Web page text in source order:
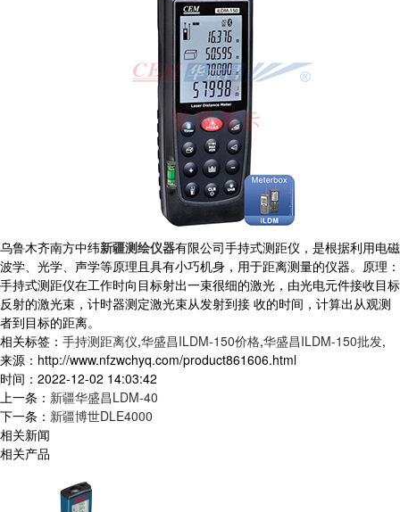
乌鲁木齐南方中纬新疆测绘仪器有限公司手持式测距仪，是根据利用电磁
波学、光学、声学等原理且具有小巧机身，用于距离测量的仪器。原理：
手持式测距仪在工作时向目标射出一束很细的激光，由光电元件接收目标
反射的激光束，计时器测定激光束从发射到接 收的时间，计算出从观测
者到目标的距离。
相关标签： 手持测距离仪,华盛昌ILDM-150价格,华盛昌ILDM-150批发,
来源：http://www.nfzwchyq.com/product861606.html
时间：2022-12-02 14:03:42
上一条： 新疆华盛昌LDM-40
下一条： 新疆博世DLE4000
相关新闻
相关产品